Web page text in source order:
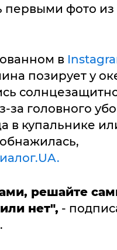
первыми фото из
в
позирует у
за головного
в купальнике
решайте
нет", -